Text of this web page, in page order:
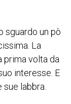
sguardo un pò
La
prima volta da
interesse. E
labbra.